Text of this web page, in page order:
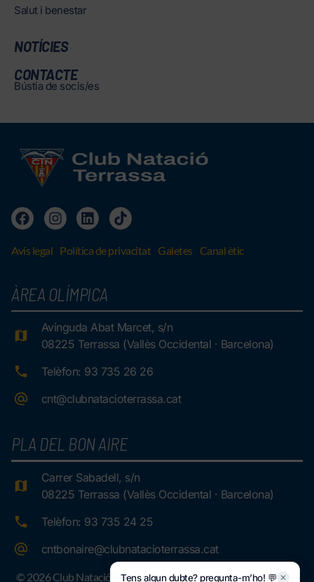
Salut i benestar
NOTÍCIES
CONTACTE
Bústia de socis/es
Avís legal Política de privacitat Galetes Canal ètic
ÀREA OLÍMPICA
Avinguda Abat Marcet, s/n
08225 Terrassa (Vallès Occidental · Barcelona)
Telèfon: 93 735 26 26
cnt@clubnatacioterrassa.cat
PLA DEL BON AIRE
Carrer Sabadell, s/n
08225 Terrassa (Vallès Occidental · Barcelona)
Telèfon: 93 735 24 25
cntbonaire@clubnatacioterrassa.cat
© 2026 Club Natació Terrassa.Tens algun dubte? pregunta-m’ho! 💬 ✕